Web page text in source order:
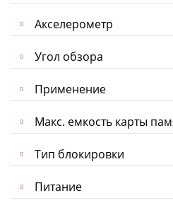
Акселерометр
Угол обзора
Применение
Макс. емкость карты
Тип блокировки
Питание